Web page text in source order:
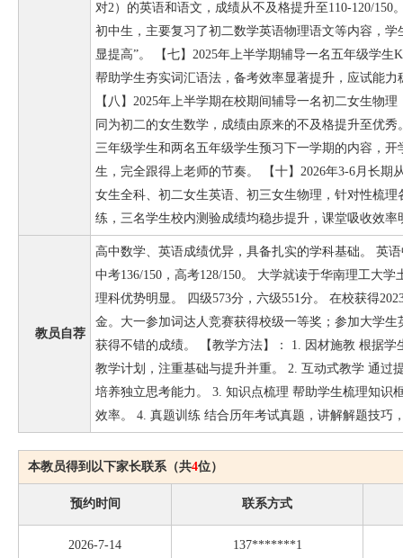
对2）的英语和语文，成绩从不及格提升至110-120/150
初中生，主要复习了初二数学英语物理语文等内容，
显提高”。 【七】2025年上半学期辅导一名五年级学生
帮助学生夯实词汇语法，备考效率显著提升，应试能
【八】2025年上半学期在校期间辅导一名初二女生物
同为初二的女生数学，成绩由原来的不及格提升至优
三年级学生和两名五年级学生预习下一学期的内容，
生，完全跟得上老师的节奏。 【十】2026年3-6月长期
女生全科、初二女生英语、初三女生物理，针对性梳
练，三名学生校内测验成绩均稳步提升，课堂吸收效率
教员自荐
高中数学、英语成绩优异，具备扎实的学科基础。 英语
中考136/150，高考128/150。 大学就读于华南理工大
理科优势明显。 四级573分，六级551分。 在校获得
金。大一参加词达人竞赛获得校级一等奖；参加大学
获得不错的成绩。 【教学方法】： 1. 因材施教 根据
教学计划，注重基础与提升并重。 2. 互动式教学 通过
培养独立思考能力。 3. 知识点梳理 帮助学生梳理知识
效率。 4. 真题训练 结合历年考试真题，讲解解题技巧
本教员得到以下家长联系（共4位）
预约时间 联系方式
2026-7-14 137*******1